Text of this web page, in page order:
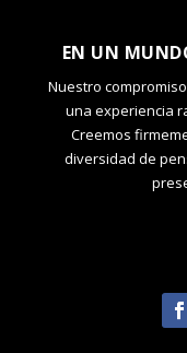
EN UN
Nuestro
una experiencia
Creemos
diversidad de